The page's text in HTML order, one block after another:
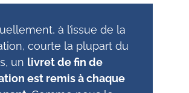
à l’issue de la
courte la plupart du
un livret de fin de
est remis à chaque